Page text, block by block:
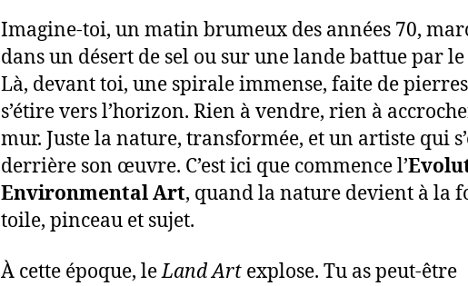
Imagine-toi, un matin brumeux des années 70,
dans un désert de sel ou sur une lande battue par
Là, devant toi, une spirale immense, faite de
s’étire vers l’horizon. Rien à vendre, rien à
mur. Juste la nature, transformée, et un artiste qui
derrière son œuvre. C’est ici que commence l’
Environmental Art, quand la nature devient à la
toile, pinceau et sujet.
À cette époque, leLand Art explose. Tu as peut-être